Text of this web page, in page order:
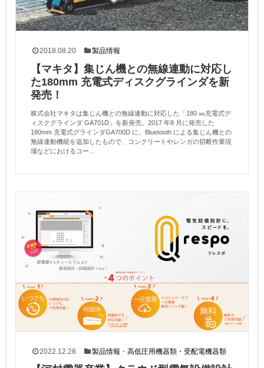
2018.08.20 製品情報
【マキタ】集じん機との無線連動に対応し
た180mm 充電式ディスクグラインダを新
発売！
株式会社マキタは集じん機との無線連動に対応した「180 ㎜充電式デ
ィスクグラインダ GA701D」を新発売。2017 年8 月に発売した
180mm 充電式グラインダGA700D に、Bluetooth による集じん機との
無線連動機能を追加したもので、コンクリートやレンガの切断作業現
場などにおけるコー...
2022.12.28 製品情報 ・高低圧用機器類・受配電機器類